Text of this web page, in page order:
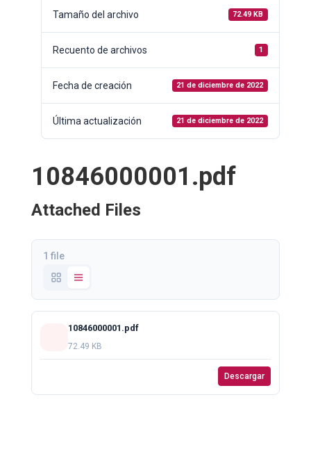
Tamaño del archivo 72.49 KB
Recuento de archivos 1
Fecha de creación 21 de diciembre de 2022
Última actualización 21 de diciembre de 2022
10846000001.pdf
Attached Files
1 file
10846000001.pdf
72.49 KB
Descargar